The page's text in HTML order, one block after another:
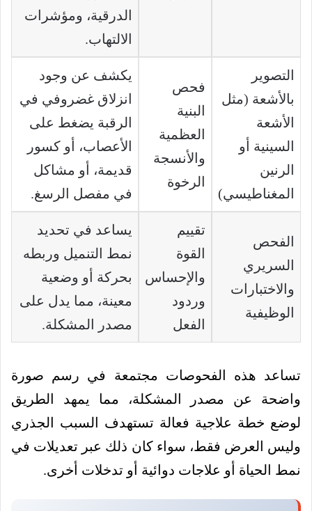
الدرقية، ومؤشرات
الالتهاب.
التصوير
بالأشعة (مثل
الأشعة
السينية أو
الرنين
المغناطيسي)
فحص
البنية
العظمية
والأنسجة
الرخوة
يكشف عن وجود
انزلاق غضروفي في
الرقبة يضغط على
الأعصاب، أو كسور
قديمة، أو مشاكل
في مفصل الرسغ.
الفحص
السريري
والاختبارات
الوظيفية
تقييم
القوة
والإحساس
وردود
الفعل
يساعد في تحديد
نمط التنميل وربطه
بحركة أو وضعية
معينة، مما يدل على
مصدر المشكلة.
تساعد هذه الفحوصات مجتمعة في رسم صورة
واضحة عن مصدر المشكلة، مما يمهد الطريق
لوضع خطة علاجية فعالة تستهدف السبب الجذري
وليس العرض فقط، سواء كان ذلك عبر تعديلات في
نمط الحياة أو علاجات دوائية أو تدخلات أخرى.